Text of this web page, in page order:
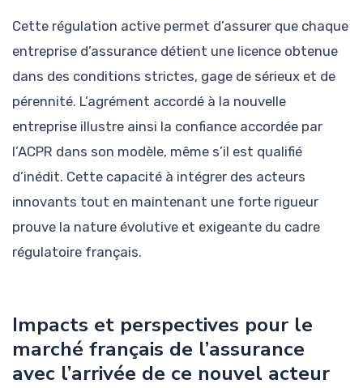
Cette régulation active permet d’assurer que chaque
entreprise d’assurance détient une licence obtenue
dans des conditions strictes, gage de sérieux et de
pérennité. L’agrément accordé à la nouvelle
entreprise illustre ainsi la confiance accordée par
l’ACPR dans son modèle, même s’il est qualifié
d’inédit. Cette capacité à intégrer des acteurs
innovants tout en maintenant une forte rigueur
prouve la nature évolutive et exigeante du cadre
régulatoire français.
Impacts et perspectives pour le
marché français de l’assurance
avec l’arrivée de ce nouvel acteur